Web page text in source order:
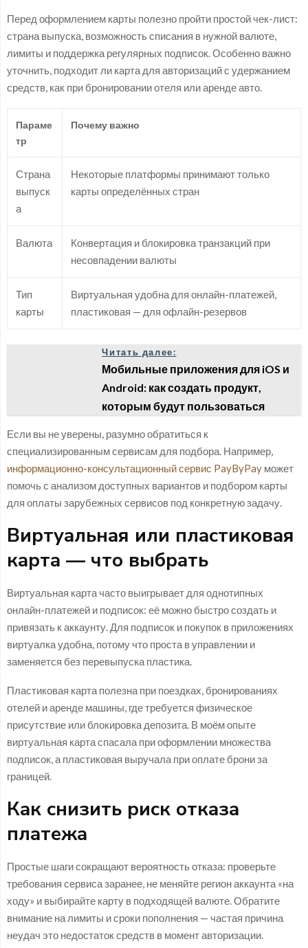
Перед оформлением карты полезно пройти простой чек-лист:
страна выпуска, возможность списания в нужной валюте,
лимиты и поддержка регулярных подписок. Особенно важно
уточнить, подходит ли карта для авторизаций с удержанием
средств, как при бронировании отеля или аренде авто.
Параме
тр
Почему важно
Страна
выпуск
а
Некоторые платформы принимают только
карты определённых стран
Валюта
Конвертация и блокировка транзакций при
несовпадении валюты
Тип
карты
Виртуальная удобна для онлайн-платежей,
пластиковая — для офлайн-резервов
Читать далее:
Мобильные приложения для iOS и
Android: как создать продукт,
которым будут пользоваться
Если вы не уверены, разумно обратиться к
специализированным сервисам для подбора. Например,
информационно-консультационный сервис PayByPay может
помочь с анализом доступных вариантов и подбором карты
для оплаты зарубежных сервисов под конкретную задачу.
Виртуальная или пластиковая
карта — что выбрать
Виртуальная карта часто выигрывает для однотипных
онлайн-платежей и подписок: её можно быстро создать и
привязать к аккаунту. Для подписок и покупок в приложениях
виртуалка удобна, потому что проста в управлении и
заменяется без перевыпуска пластика.
Пластиковая карта полезна при поездках, бронированиях
отелей и аренде машины, где требуется физическое
присутствие или блокировка депозита. В моём опыте
виртуальная карта спасала при оформлении множества
подписок, а пластиковая выручала при оплате брони за
границей.
Как снизить риск отказа
платежа
Простые шаги сокращают вероятность отказа: проверьте
требования сервиса заранее, не меняйте регион аккаунта «на
ходу» и выбирайте карту в подходящей валюте. Обратите
внимание на лимиты и сроки пополнения — частая причина
неудач это недостаток средств в момент авторизации.